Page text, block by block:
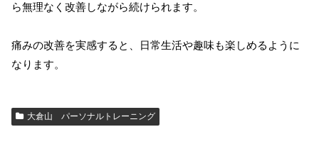
ら無理なく改善しながら続けられます。
痛みの改善を実感すると、日常生活や趣味も楽しめるように
なります。
大倉山 パーソナルトレーニング